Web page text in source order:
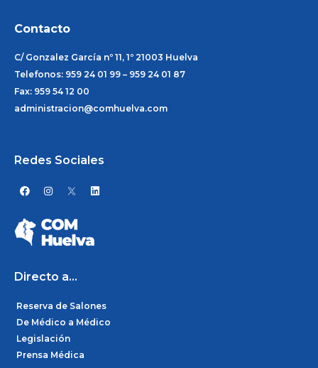
Contacto
C/ Gonzalez García nº 11, 1º 21003 Huelva
Telefonos: 959 24 01 99 – 959 24 01 87
Fax: 959 54 12 00
administracion@comhuelva.com
Redes Sociales
F
a
e
b
o
o
I
n
a
g
r
L
i
i
Directo a...
Reserva de Salones
De Médico a Médico
Legislación
Prensa Médica